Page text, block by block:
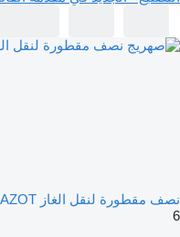
نصف مقطورة لنقل الغاز Gofa ARGON , OXIGEN , AZOT
6